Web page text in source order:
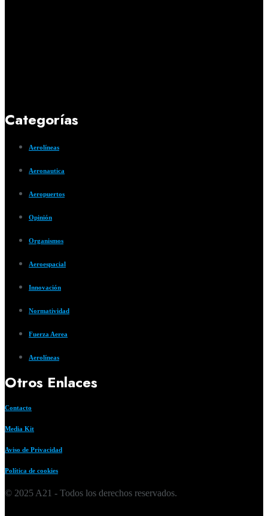
Categorías
Aerolíneas
Aeronautica
Aeropuertos
Opinión
Organismos
Aeroespacial
Innovación
Normatividad
Fuerza Aerea
Aerolíneas
Otros Enlaces
Contacto
Media Kit
Aviso de Privacidad
Política de cookies
© 2025 A21 - Todos los derechos reservados.